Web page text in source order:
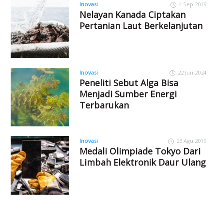
Inovasi 4 Sep 2019
Nelayan Kanada Ciptakan
Pertanian Laut Berkelanjutan
Inovasi 22 Jun 2024
Peneliti Sebut Alga Bisa
Menjadi Sumber Energi
Terbarukan
Inovasi 23 Agu 2019
Medali Olimpiade Tokyo Dari
Limbah Elektronik Daur Ulang